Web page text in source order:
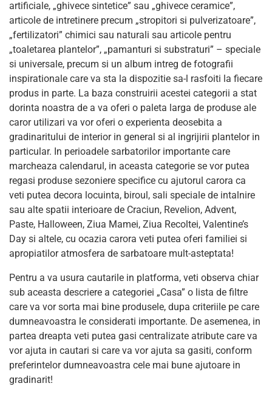
artificiale, „ghivece sintetice” sau „ghivece ceramice”,
articole de intretinere precum „stropitori si pulverizatoare”,
„fertilizatori” chimici sau naturali sau articole pentru
„toaletarea plantelor”, „pamanturi si substraturi” – speciale
si universale, precum si un album intreg de fotografii
inspirationale care va sta la dispozitie sa-l rasfoiti la fiecare
produs in parte. La baza construirii acestei categorii a stat
dorinta noastra de a va oferi o paleta larga de produse ale
caror utilizari va vor oferi o experienta deosebita a
gradinaritului de interior in general si al ingrijirii plantelor in
particular. In perioadele sarbatorilor importante care
marcheaza calendarul, in aceasta categorie se vor putea
regasi produse sezoniere specifice cu ajutorul carora ca
veti putea decora locuinta, biroul, sali speciale de intalnire
sau alte spatii interioare de Craciun, Revelion, Advent,
Paste, Halloween, Ziua Mamei, Ziua Recoltei, Valentine’s
Day si altele, cu ocazia carora veti putea oferi familiei si
apropiatilor atmosfera de sarbatoare mult-asteptata!
Pentru a va usura cautarile in platforma, veti observa chiar
sub aceasta descriere a categoriei „Casa” o lista de filtre
care va vor sorta mai bine produsele, dupa criteriile pe care
dumneavoastra le considerati importante. De asemenea, in
partea dreapta veti putea gasi centralizate atribute care va
vor ajuta in cautari si care va vor ajuta sa gasiti, conform
preferintelor dumneavoastra cele mai bune ajutoare in
gradinarit!